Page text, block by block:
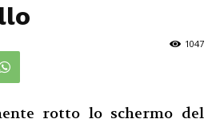
1047
rotto lo schermo del